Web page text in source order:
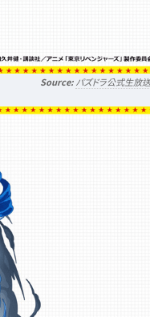
パズドラ公式生放送